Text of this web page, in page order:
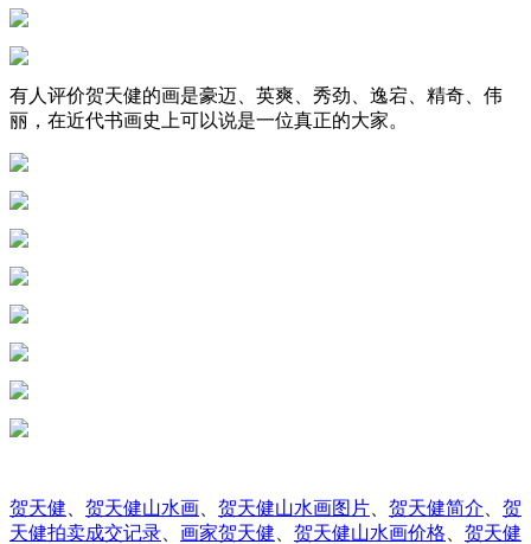
有人评价贺天健的画是豪迈、英爽、秀劲、逸宕、精奇、伟
丽，在近代书画史上可以说是一位真正的大家。
贺天健 贺天健山水画 贺天健山水画图片 贺天健简介
贺
天健拍卖成交记录
画家贺天健 贺天健山水画价格
贺天健